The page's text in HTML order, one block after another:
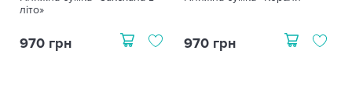
літо»
970 грн 970 грн